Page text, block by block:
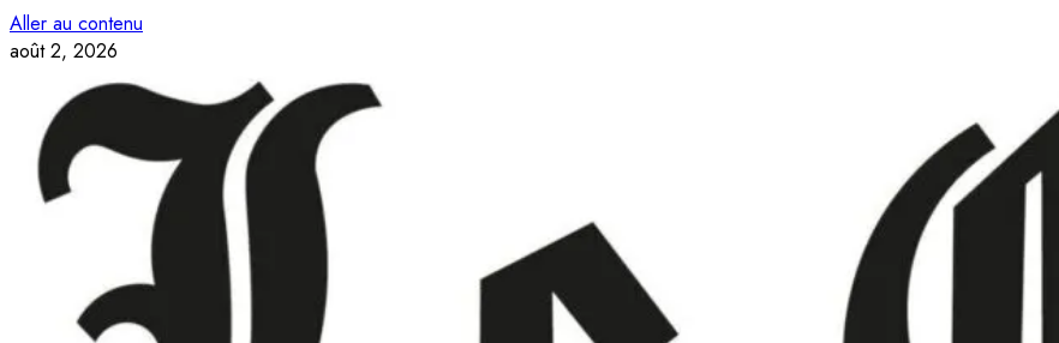
Aller au contenu
août 2, 2026